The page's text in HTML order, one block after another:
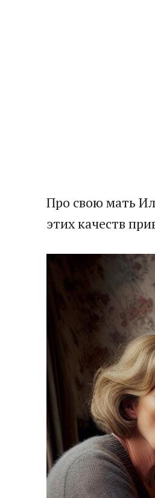
​Про свою мать
этих качеств